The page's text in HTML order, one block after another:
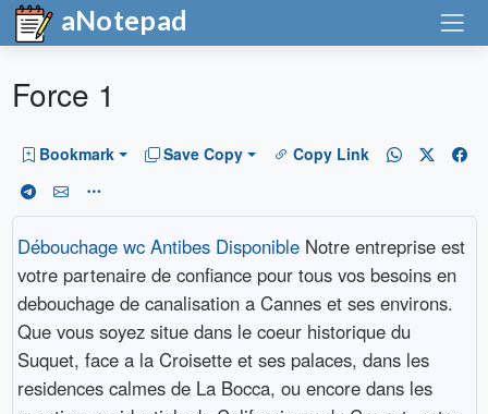
aNotepad
Force 1
Bookmark Save Copy Copy Link
Débouchage wc Antibes DisponibleNotre entreprise est
votre partenaire de confiance pour tous vos besoins en
debouchage de canalisation a Cannes et ses environs.
Que vous soyez situe dans le coeur historique du
Suquet, face a la Croisette et ses palaces, dans les
residences calmes de La Bocca, ou encore dans les